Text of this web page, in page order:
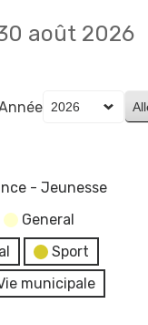
août 2026
- Jeunesse
General
Sport
municipale